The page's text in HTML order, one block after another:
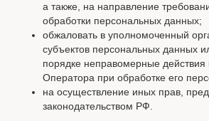
а также, на направление
обработки персональных данных;
обжаловать в уполномоченный
субъектов персональных данных
порядке неправомерные действия
Оператора при обработке его
на осуществление иных прав,
законодательством РФ.